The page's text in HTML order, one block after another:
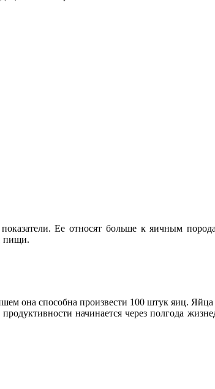
Ее относят больше к яичным
пищи.
она способна произвести 100 штук яиц.
начинается через полгода